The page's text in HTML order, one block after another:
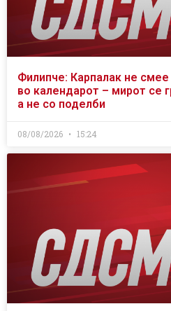
Филипче: Карпалак не
во календарот – мирот се
а не со поделби
08/08/2026 15:24